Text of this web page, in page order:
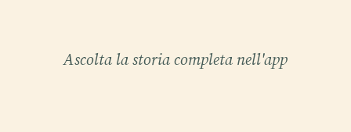
Ascolta la storia completa nell'app